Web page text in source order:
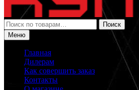
Искать:
Поиск
Меню
Главная
Дилерам
Как совершить заказ
Контакты